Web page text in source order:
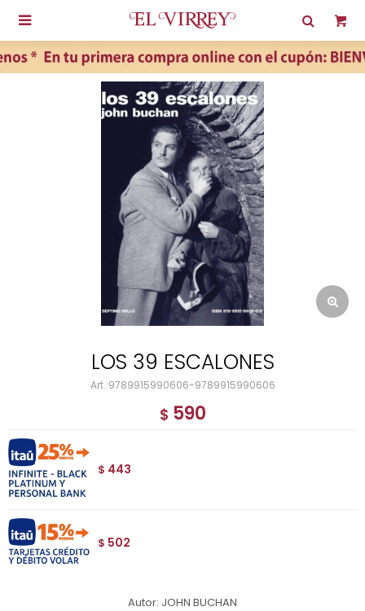

LOS 39 ESCALONES
9789915990606-9789915990606
$ 590
$ 443
$ 502
Autor: JOHN BUCHAN